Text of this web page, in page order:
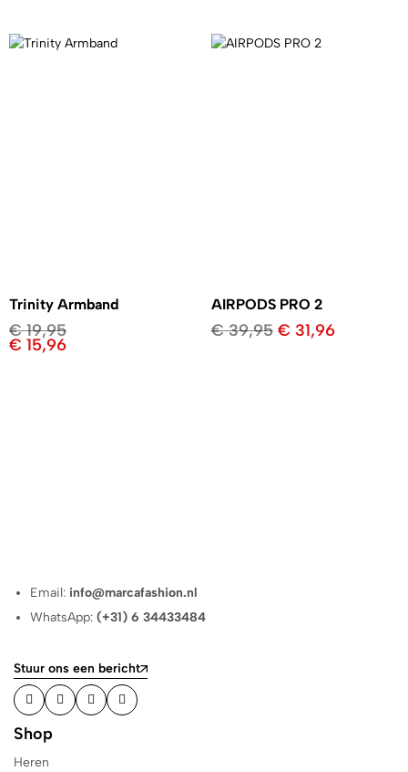
Trinity Armband
€19,95
€ 15,96
AIRPODS PRO 2
€39,95 € 31,96
Email: info@marcafashion.nl
WhatsApp:(+31) 6 34433484
Stuur ons een bericht
Shop
Heren